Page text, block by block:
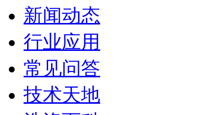
新闻动态
行业应用
常见问答
技术天地